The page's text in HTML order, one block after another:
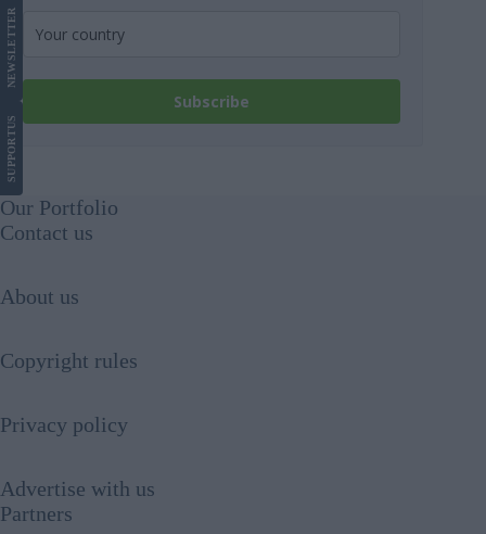
Subscribe
SUPPORT
US
NEWS
LETTER
Our Portfolio
Contact us
About us
Copyright rules
Privacy policy
Advertise with us
Partners